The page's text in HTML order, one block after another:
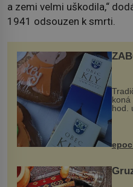
a zemi velmi uškodila,“
1941 odsouzen k smrti.
koná
hod.
Kly u